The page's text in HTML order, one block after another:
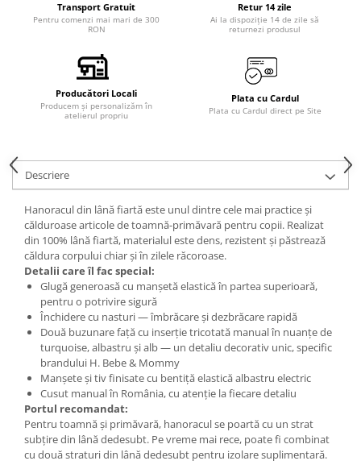
Transport Gratuit
Pentru comenzi mai mari de 300
RON
Retur 14 zile
Ai la dispoziție 14 de zile să
returnezi produsul
Producători Locali
Producem și personalizăm în
atelierul propriu
Plata cu Cardul
Plata cu Cardul direct pe Site
Descriere
Hanoracul din lână fiartă este unul dintre cele mai practice și
călduroase articole de toamnă-primăvară pentru copii. Realizat
din 100% lână fiartă, materialul este dens, rezistent și păstrează
căldura corpului chiar și în zilele răcoroase.
Detalii care îl fac special:
Glugă generoasă cu manșetă elastică în partea superioară,
pentru o potrivire sigură
Închidere cu nasturi — îmbrăcare și dezbrăcare rapidă
Două buzunare față cu inserție tricotată manual în nuanțe de
turquoise, albastru și alb — un detaliu decorativ unic, specific
brandului H. Bebe & Mommy
Manșete și tiv finisate cu bentiță elastică albastru electric
Cusut manual în România, cu atenție la fiecare detaliu
Portul recomandat:
Pentru toamnă și primăvară, hanoracul se poartă cu un strat
subțire din lână dedesubt. Pe vreme mai rece, poate fi combinat
cu două straturi din lână dedesubt pentru izolare suplimentară.